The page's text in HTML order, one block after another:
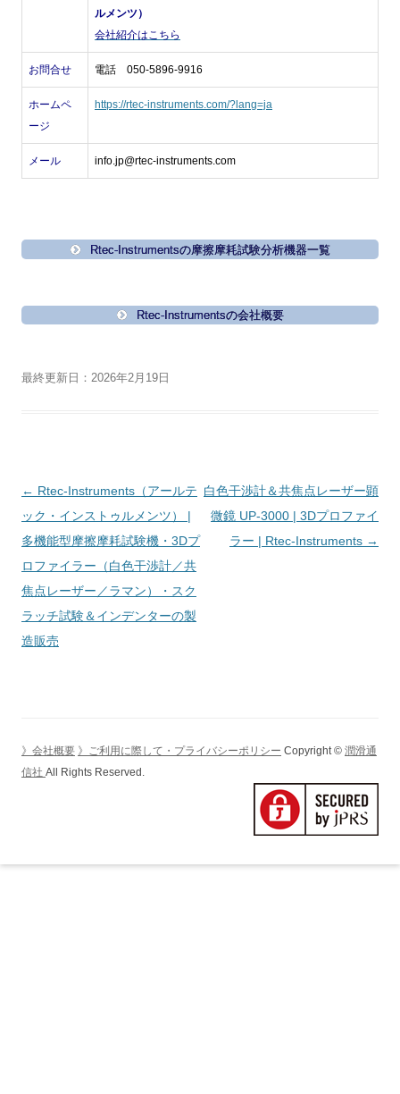
ルメンツ）
会社紹介はこちら
お問合せ 電話 050-5896-9916
ホームペ
ージ
https://rtec-instruments.com/?lang=ja
メール info.jp@rtec-instruments.com
Rtec-Instrumentsの摩擦摩耗試験分析機器一覧
Rtec-Instrumentsの会社概要
最終更新日：2026年2月19日
投
稿
ナ
ビ
ゲ
ー
シ
← Rtec-Instruments（アールテ
ック・インストゥルメンツ） |
多機能型摩擦摩耗試験機・3Dプ
ロファイラー（白色干渉計／共
焦点レーザー／ラマン）・スク
ラッチ試験＆インデンターの製
造販売
白色干渉計＆共焦点レーザー顕
微鏡 UP-3000 | 3Dプロファイ
ラー | Rtec-Instruments →
》会社概要 》ご利用に際して・プライバシーポリシー Copyright © 潤滑通
信社 All Rights Reserved.